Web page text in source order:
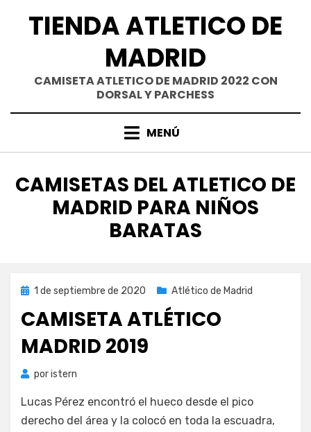
TIENDA ATLETICO DE
MADRID
CAMISETA ATLETICO DE MADRID 2022 CON
DORSAL Y PARCHESS
MENÚ
ETIQUETA
:
CAMISETAS DEL ATLETICO DE
MADRID PARA NIÑOS
BARATAS
Publicada
1 de septiembre de 2020 Atlético de Madrid
CAMISETA ATLÉTICO
MADRID 2019
poristern
Lucas Pérez encontró el hueco desde el pico
derecho del área y la colocó en toda la escuadra,